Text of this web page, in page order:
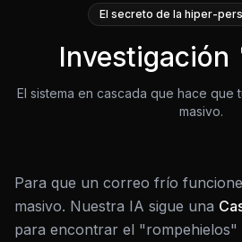
El secreto de la hiper-
Investigación
El sistema en cascada que hace que
masivo.
Para que un correo frío
masivo. Nuestra IA sigue una
para encontrar el "rompehielos"